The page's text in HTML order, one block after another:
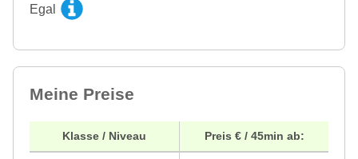
Egal
Meine Preise
Klasse / Niveau Preis € / 45min ab: